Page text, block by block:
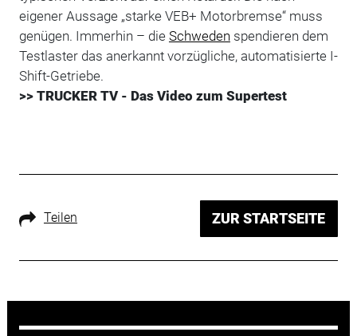
eigener Aussage „starke VEB+ Motorbremse“ muss
genügen. Immerhin – die Schweden spendieren dem
Testlaster das anerkannt vorzügliche, automatisierte I-
Shift-Getriebe.
>> TRUCKER TV - Das Video zum Supertest
Teilen ZUR STARTSEITE